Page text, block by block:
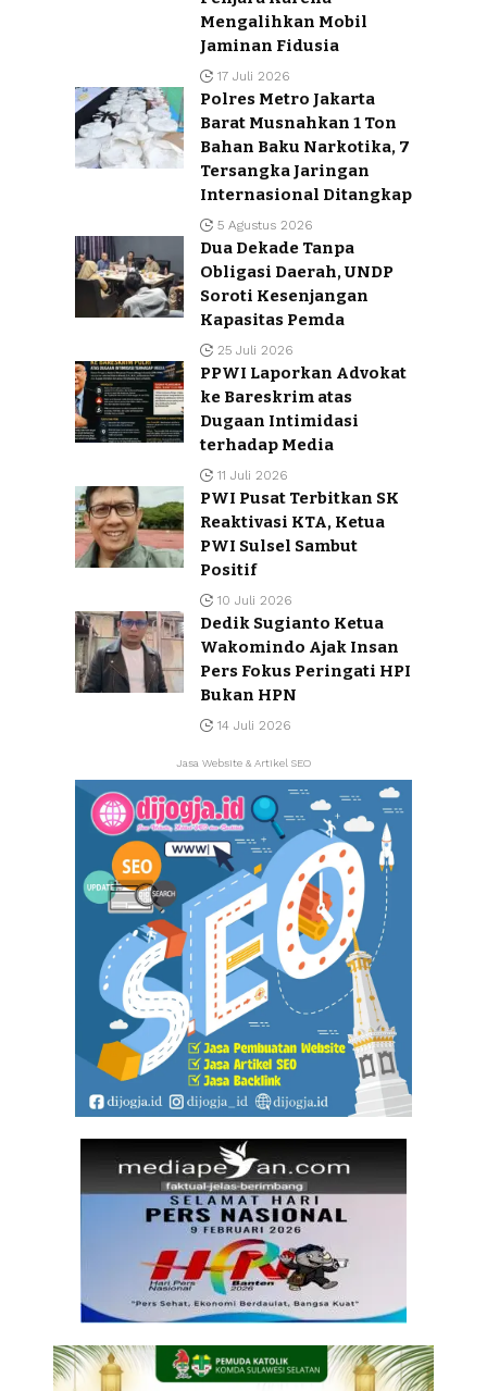
Mengalihkan Mobil
Jaminan Fidusia
17 Juli 2026
Polres Metro Jakarta
Barat Musnahkan 1 Ton
Bahan Baku Narkotika, 7
Tersangka Jaringan
Internasional Ditangkap
5 Agustus 2026
Dua Dekade Tanpa
Obligasi Daerah, UNDP
Soroti Kesenjangan
Kapasitas Pemda
25 Juli 2026
PPWI Laporkan Advokat
ke Bareskrim atas
Dugaan Intimidasi
terhadap Media
11 Juli 2026
PWI Pusat Terbitkan SK
Reaktivasi KTA, Ketua
PWI Sulsel Sambut
Positif
10 Juli 2026
Dedik Sugianto Ketua
Wakomindo Ajak Insan
Pers Fokus Peringati HPI
Bukan HPN
14 Juli 2026
Jasa Website & Artikel SEO